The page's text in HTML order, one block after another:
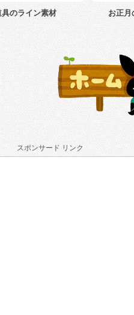
具のライン素材 お正月
スポンサード リンク